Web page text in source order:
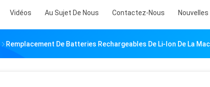
Vidéos Au Sujet De Nous Contactez-Nous Nouvelles
Remplacement De Batteries Rechargeables De Li-Ion De La